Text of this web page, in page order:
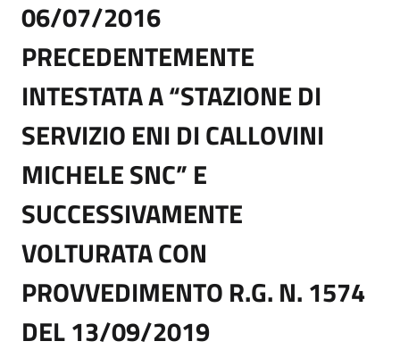
06/07/2016
PRECEDENTEMENTE
INTESTATA A “STAZIONE DI
SERVIZIO ENI DI CALLOVINI
MICHELE SNC” E
SUCCESSIVAMENTE
VOLTURATA CON
PROVVEDIMENTO R.G. N. 1574
DEL 13/09/2019